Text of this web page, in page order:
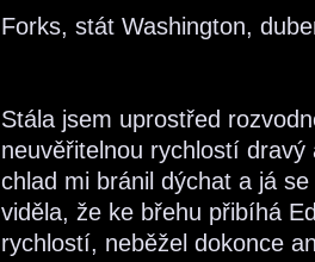
Forks, stát Washington,
Stála jsem uprostřed
neuvěřitelnou rychlostí
chlad mi bránil dýchat a já
viděla, že ke břehu přibíhá
rychlostí, neběžel dokonce